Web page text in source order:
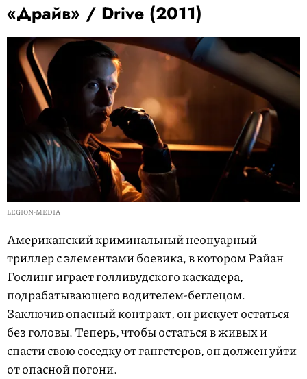
«Драйв» / Drive (2011)
LEGION-MEDIA
Американский криминальный неонуарный
триллер с элементами боевика, в котором Райан
Гослинг играет голливудского каскадера,
подрабатывающего водителем-беглецом.
Заключив опасный контракт, он рискует остаться
без головы. Теперь, чтобы остаться в живых и
спасти свою соседку от гангстеров, он должен уйти
от опасной погони.